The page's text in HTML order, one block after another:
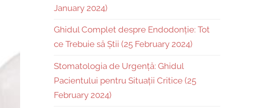
January 2024)
Ghidul Complet despre Endodonție: Tot
ce Trebuie să Știi (25 February 2024)
Stomatologia de Urgență: Ghidul
Pacientului pentru Situații Critice (25
February 2024)